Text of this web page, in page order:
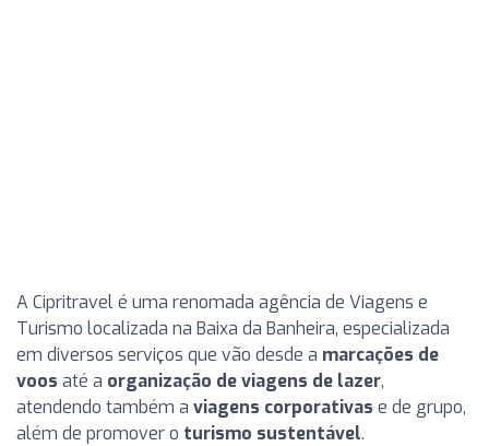
A Cipritravel é uma renomada agência de Viagens e
Turismo localizada na Baixa da Banheira, especializada
em diversos serviços que vão desde a marcações de
voos até a organização de viagens de lazer,
atendendo também a viagens corporativas e de grupo,
além de promover o turismo sustentável.